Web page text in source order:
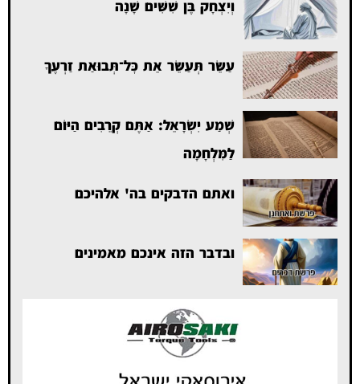
וְיִצְחָק בֶּן שִׁשִּׁים שָׁנָה
עַשֵּׂר תְּעַשֵּׂר אֵת כׇּל־תְּבוּאַת זַרְעֶךָ
שְׁמַע יִשְׂרָאֵל: אַתֶּם קְרֵבִים הַיּוֹם
לַמִּלְחָמָה
ואתם הדבקים בה' אלהיכם
ובדבר הזה אינכם מאמינים